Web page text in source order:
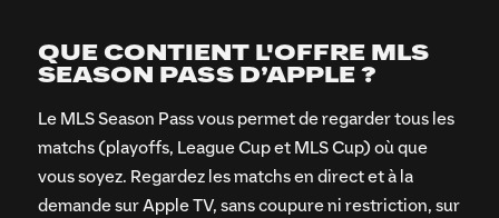
QUE CONTIENT L'OFFRE MLS
SEASON PASS D’APPLE ?
Le MLS Season Pass vous permet de regarder tous les
matchs (playoffs, League Cup et MLS Cup) où que
vous soyez. Regardez les matchs en direct et à la
demande sur Apple TV, sans coupure ni restriction, sur